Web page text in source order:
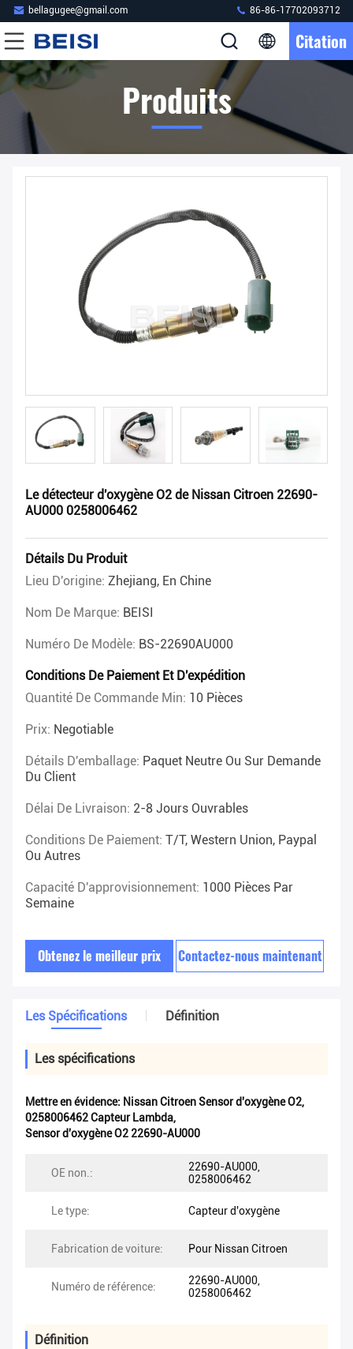
bellagugee@gmail.com 86-86-17702093712
Citation
Produits
Le détecteur d'oxygène O2 de Nissan Citroen 22690-
AU000 0258006462
Détails Du Produit
Lieu D'origine: Zhejiang, En Chine
Nom De Marque: BEISI
Numéro De Modèle: BS-22690AU000
Conditions De Paiement Et D'expédition
Quantité De Commande Min: 10 Pièces
Prix: Negotiable
Détails D'emballage: Paquet Neutre Ou Sur Demande
Du Client
Délai De Livraison: 2-8 Jours Ouvrables
Conditions De Paiement: T/T, Western Union, Paypal
Ou Autres
Capacité D'approvisionnement: 1000 Pièces Par
Semaine
Obtenez le meilleur prix Contactez-nous maintenant
Les Spécifications Définition
Les spécifications
Mettre en évidence: Nissan Citroen Sensor d'oxygène O2,
0258006462 Capteur Lambda,
Sensor d'oxygène O2 22690-AU000
OE non.:
22690-AU000,
0258006462
Le type: Capteur d'oxygène
Fabrication de voiture: Pour Nissan Citroen
Numéro de référence:
22690-AU000,
0258006462
Définition